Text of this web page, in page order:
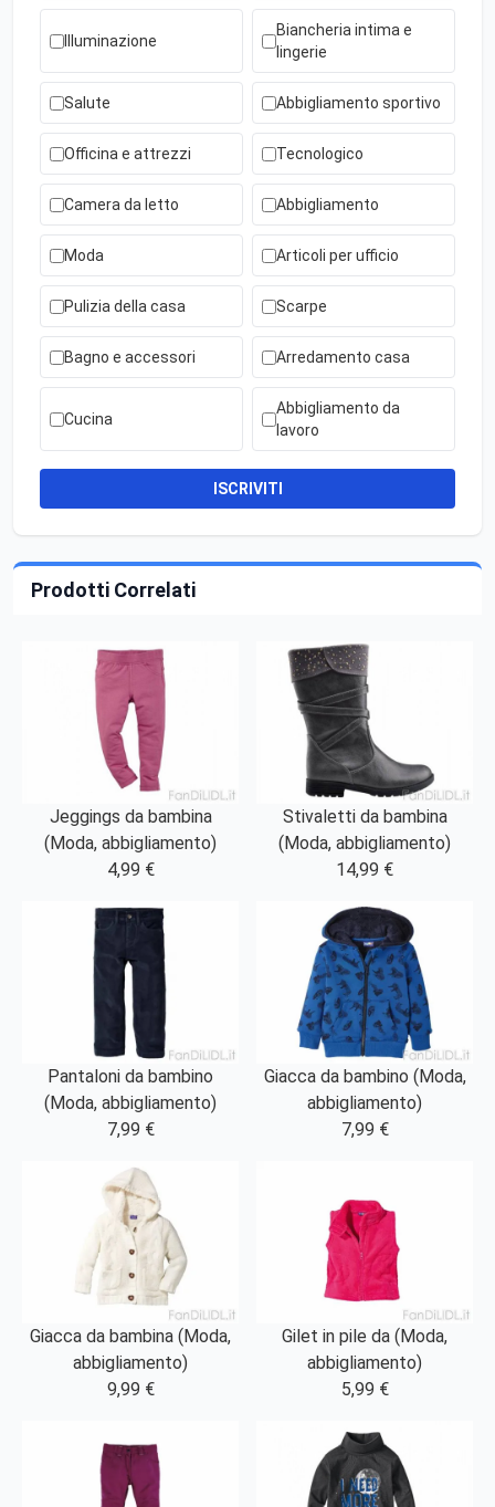
Illuminazione
Biancheria intima e
lingerie
Salute Abbigliamento sportivo
Officina e attrezzi Tecnologico
Camera da letto Abbigliamento
Moda Articoli per ufficio
Pulizia della casa Scarpe
Bagno e accessori Arredamento casa
Cucina
Abbigliamento da
lavoro
ISCRIVITI
Prodotti Correlati
Jeggings da bambina
(Moda, abbigliamento)
4,99 €
Stivaletti da bambina
(Moda, abbigliamento)
14,99 €
Pantaloni da bambino
(Moda, abbigliamento)
7,99 €
Giacca da bambino (Moda,
abbigliamento)
7,99 €
Giacca da bambina (Moda,
abbigliamento)
9,99 €
Gilet in pile da (Moda,
abbigliamento)
5,99 €